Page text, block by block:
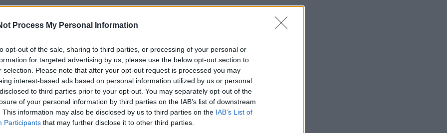
Process My Personal Information
opt-out of the sale, sharing to third parties, or processing of your personal or
for targeted advertising by us, please use the below opt-out section to
selection. Please note that after your opt-out request is processed you may
interest-based ads based on personal information utilized by us or personal
to third parties prior to your opt-out. You may separately opt-out of the
of your personal information by third parties on the IAB’s list of downstream
This information may also be disclosed by us to third parties on the IAB’s List of
Participants that may further disclose it to other third parties.
apžiūrėti prekę, taip pat ir pauostyti.
spalva rodo produkto šviežumą ir kokybę. O bet kokie geltoni
kad lašiniai yra nekokybiški arba jau sugedę. Odelė turi būti
pienu ir dūmais.